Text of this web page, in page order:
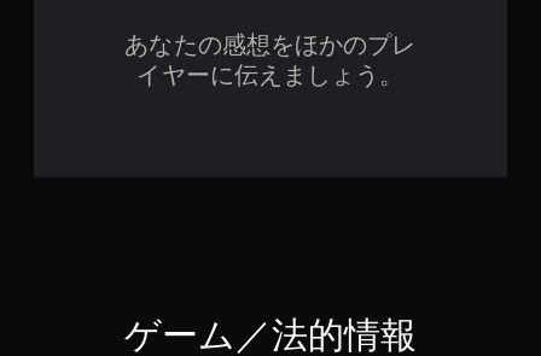
あなたの感想をほかのプレ
イヤーに伝えましょう。
ゲーム／法的情報